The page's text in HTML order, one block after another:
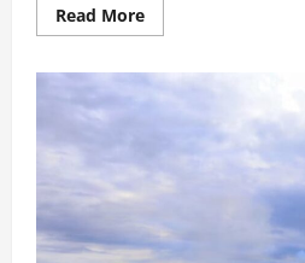
Read MoreRead
more
dan
Tiga
TNI
Misi
UNIFIL